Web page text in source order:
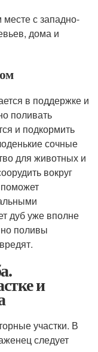
с западно-
дома и
в поддержке и
поливать
и подкормить
сочные
для животных и
вокруг
дуб уже вполне
поливы
и
участки. В
следует